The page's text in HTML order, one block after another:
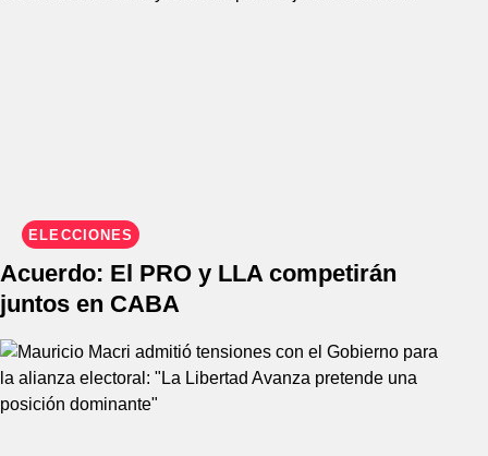
ELECCIONES
Acuerdo: El PRO y LLA competirán
juntos en CABA